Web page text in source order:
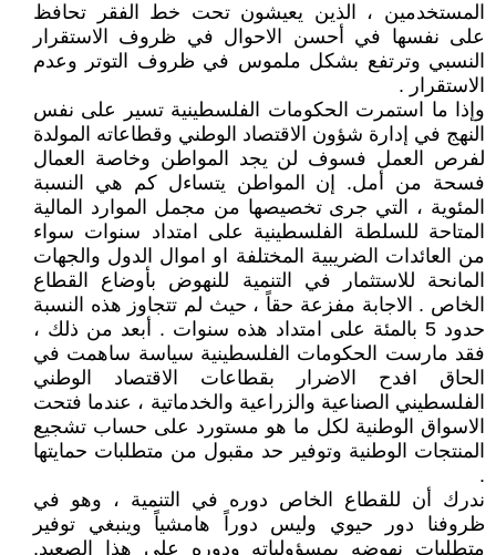
المستخدمين ، الذين يعيشون تحت خط الفقر تحافظ
على نفسها في أحسن الاحوال في ظروف الاستقرار
النسبي وترتفع بشكل ملموس في ظروف التوتر وعدم
الاستقرار .
وإذا ما استمرت الحكومات الفلسطينية تسير على نفس
النهج في إدارة شؤون الاقتصاد الوطني وقطاعاته المولدة
لفرص العمل فسوف لن يجد المواطن وخاصة العمال
فسحة من أمل. إن المواطن يتساءل كم هي النسبة
المئوية ، التي جرى تخصيصها من مجمل الموارد المالية
المتاحة للسلطة الفلسطينية على امتداد سنوات سواء
من العائدات الضريبية المختلفة او اموال الدول والجهات
المانحة للاستثمار في التنمية للنهوض بأوضاع القطاع
الخاص . الاجابة مفزعة حقاً ، حيث لم تتجاوز هذه النسبة
حدود 5 بالمئة على امتداد هذه سنوات . أبعد من ذلك ،
فقد مارست الحكومات الفلسطينية سياسة ساهمت في
الحاق افدح الاضرار بقطاعات الاقتصاد الوطني
الفلسطيني الصناعية والزراعية والخدماتية ، عندما فتحت
الاسواق الوطنية لكل ما هو مستورد على حساب تشجيع
المنتجات الوطنية وتوفير حد مقبول من متطلبات حمايتها
.
ندرك أن للقطاع الخاص دوره في التنمية ، وهو في
ظروفنا دور حيوي وليس دوراً هامشياً وينبغي توفير
متطلبات نهوضه بمسؤولياته ودوره على هذا الصعيد.